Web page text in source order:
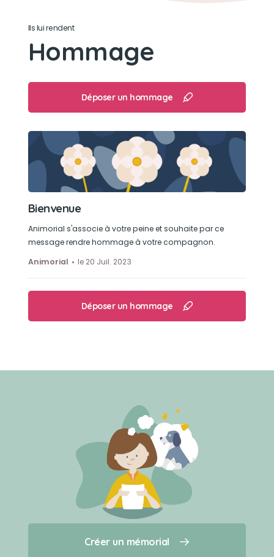
Créer un mémorial
Qui sommes-nous ?
chercher
Son jouet préféré
Des feuilles
Son loisir préféré
Dormir ou lézarder au soleil.
Ils lui rendent
Hommage
Déposer un hommage
Bienvenue
Animorial s'associe à votre peine et souhaite par ce
message rendre hommage à votre compagnon.
Animorial
le 20 Juil. 2023
Déposer un hommage
Créer un mémorial